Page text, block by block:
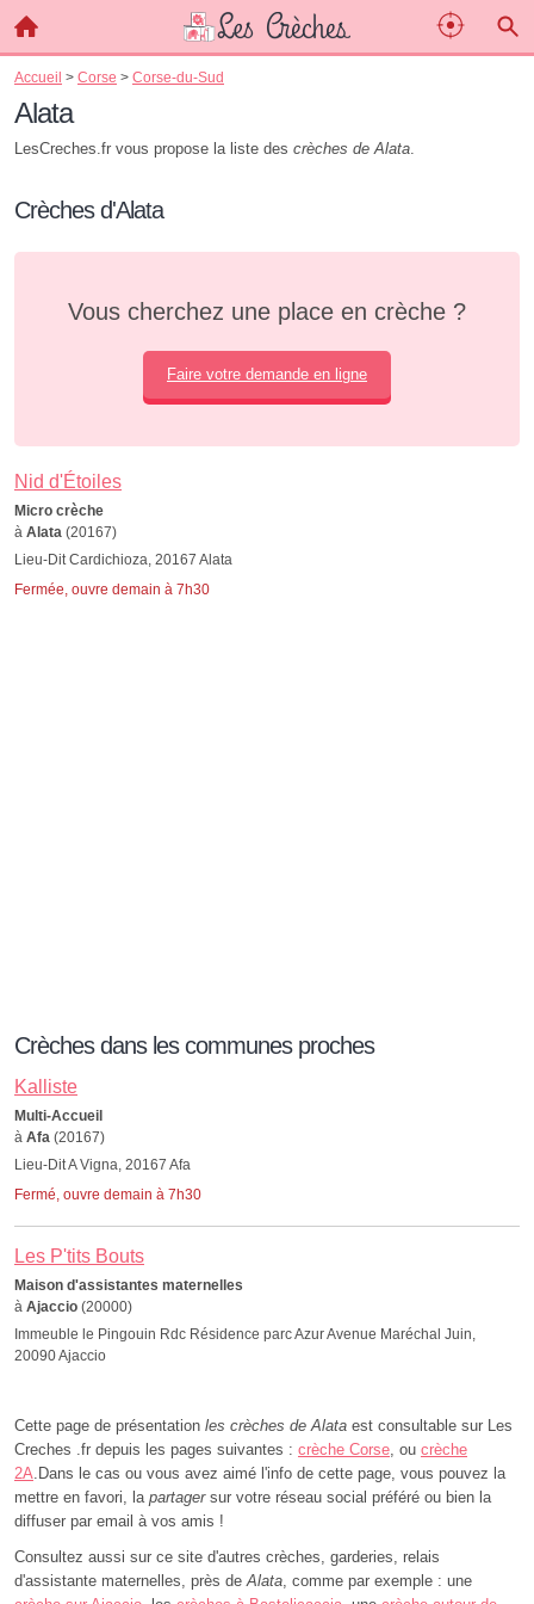
Accueil > Corse > Corse-du-Sud
Alata
LesCreches.fr vous propose la liste des crèches de Alata.
Crèches d'Alata
Vous cherchez une place en crèche ?
Faire votre demande en ligne
Nid d'Étoiles
Micro crèche
à Alata (20167)
Lieu-Dit Cardichioza, 20167 Alata
Fermée, ouvre demain à 7h30
Crèches dans les communes proches
Kalliste
Multi-Accueil
à Afa (20167)
Lieu-Dit A Vigna, 20167 Afa
Fermé, ouvre demain à 7h30
Les P'tits Bouts
Maison d'assistantes maternelles
à Ajaccio (20000)
Immeuble le Pingouin Rdc Résidence parc Azur Avenue Maréchal Juin,
20090 Ajaccio
Cette page de présentation les crèches de Alata est consultable sur Les
Creches .fr depuis les pages suivantes : crèche Corse, ou crèche
2A.Dans le cas ou vous avez aimé l'info de cette page, vous pouvez la
mettre en favori, la partagersur votre réseau social préféré ou bien la
diffuser par email à vos amis !
Consultez aussi sur ce site d'autres crèches, garderies, relais
d'assistante maternelles, près deAlata, comme par exemple : une